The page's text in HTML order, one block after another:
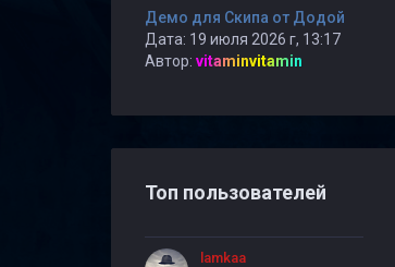
Демо для Скипа от Додой
Дата: 19 июля 2026 г, 13:17
Автор: vitaminvitamin
Топ пользователей
lamkaa